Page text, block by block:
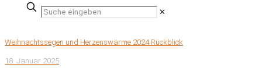
✕
Weihnachtssegen und Herzenswärme 2024 Rückblick
18. Januar 2025